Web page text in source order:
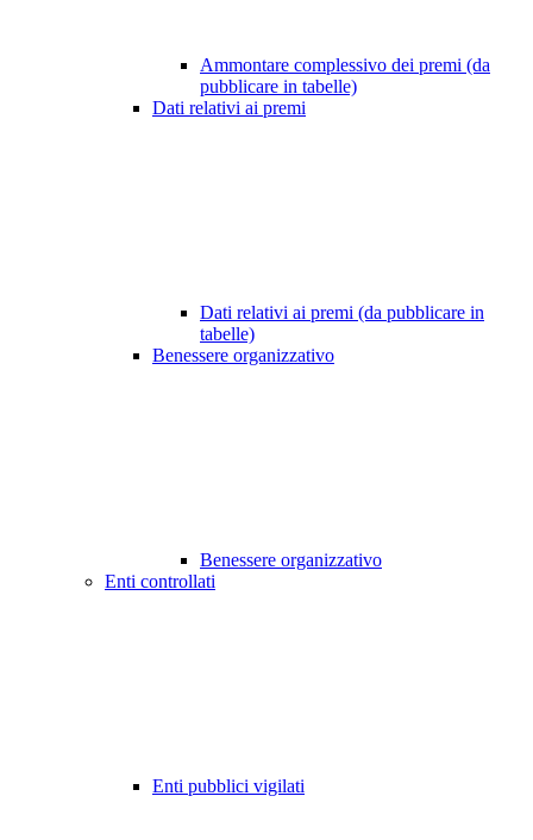
Ammontare complessivo dei premi (da
pubblicare in tabelle)
Dati relativi ai premi
Dati relativi ai premi (da pubblicare in
tabelle)
Benessere organizzativo
Benessere organizzativo
Enti controllati
Enti pubblici vigilati